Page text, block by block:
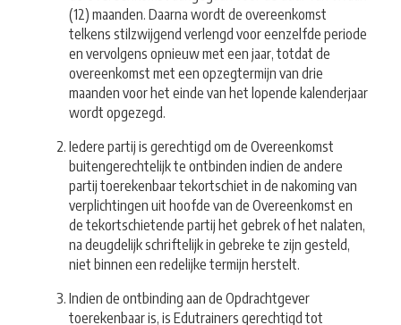
(12) maanden. Daarna wordt de overeenkomst
telkens stilzwijgend verlengd voor eenzelfde periode
en vervolgens opnieuw met een jaar, totdat de
overeenkomst met een opzegtermijn van drie
maanden voor het einde van het lopende kalenderjaar
wordt opgezegd.
Iedere partij is gerechtigd om de Overeenkomst
buitengerechtelijk te ontbinden indien de andere
partij toerekenbaar tekortschiet in de nakoming van
verplichtingen uit hoofde van de Overeenkomst en
de tekortschietende partij het gebrek of het nalaten,
na deugdelijk schriftelijk in gebreke te zijn gesteld,
niet binnen een redelijke termijn herstelt.
Indien de ontbinding aan de Opdrachtgever
toerekenbaar is, is Edutrainers gerechtigd tot